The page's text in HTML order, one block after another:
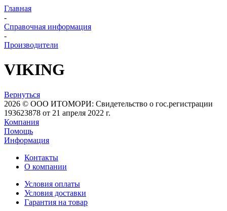
Главная
-
Справочная информация
-
Производители
VIKING
Вернуться
2026 © ООО ИТОМОРИ: Свидетельство о гос.регистрации
193623878 от 21 апреля 2022 г.
Компания
Помощь
Информация
Контакты
О компании
Условия оплаты
Условия доставки
Гарантия на товар